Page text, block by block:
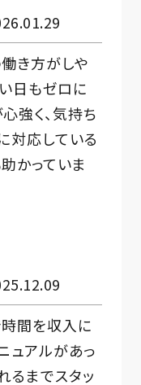
き方がしや
日もゼロに
強く、気持ち
対応している
かっていま
間を収入に
ュアルがあっ
るまでスタッ